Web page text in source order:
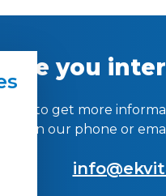
Are you
like to get more
on our phone or